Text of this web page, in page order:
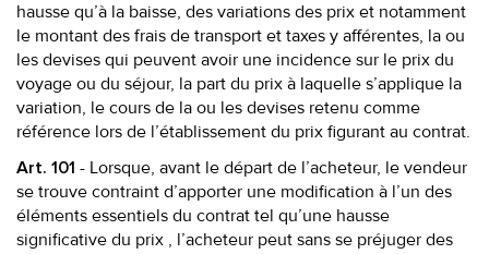
hausse qu’à la baisse, des variations des prix et notamment
le montant des frais de transport et taxes y afférentes, la ou
les devises qui peuvent avoir une incidence sur le prix du
voyage ou du séjour, la part du prix à laquelle s’applique la
variation, le cours de la ou les devises retenu comme
référence lors de l’établissement du prix figurant au contrat.
Art. 101 - Lorsque, avant le départ de l’acheteur, le vendeur
se trouve contraint d’apporter une modification à l’un des
éléments essentiels du contrat tel qu’une hausse
significative du prix , l’acheteur peut sans se préjuger des